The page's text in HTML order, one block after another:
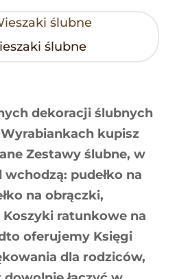
ślubne
dekoracji ślubnych
kupisz
Zestawy ślubne, w
wchodzą: pudełko na
na obrączki,
ratunkowe na
oferujemy Księgi
dla rodziców,